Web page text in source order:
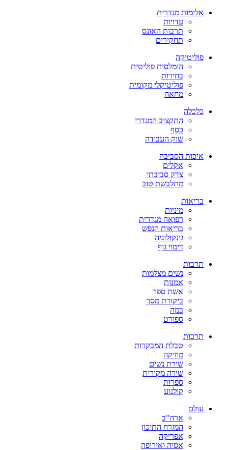
אלימות מגדרית
עדויות
תרבות האונס
תחקירים
פוליטיקה
הומלסית פוליטית
בחירות
פוליטיקלי מקומית
מחאה
כלכלה
התקציב המגדרי
כסף
שוק העבודה
איכות הסביבה
אקלים
צדק סביבתי
מתלבשת טוב
בריאות
מיניות
רפואה מגדרית
בריאות הנפש
גינקולוגיה
דימוי גוף
תרבות
נשים מצלמות
אמנות
אשת ספר
ביקורת מסך
במה
ספורט
תרבות
טבלת המבקרות
מוזיקה
שירת נשים
שירה מקורית
ספרות
קולנוע
עולם
ארה"ב
המזרח התיכון
אפריקה
אסיה ואירופה